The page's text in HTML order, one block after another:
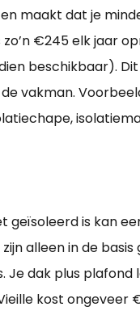
maakt dat je
€245 elk jaar
beschikbaar).
vakman.
geïsoleerd is kan
alleen in de
Je dak plus
kost ongeveer